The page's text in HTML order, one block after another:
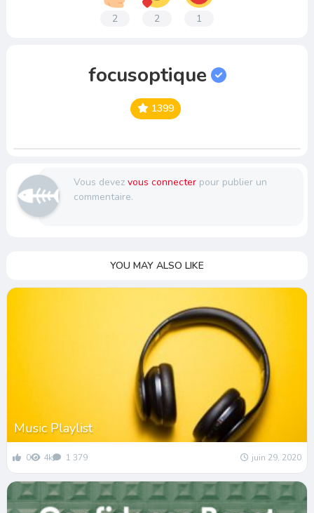
2 2 1
focusoptique
1399
Vous devez vous connecterpour publier un
commentaire.
YOU MAY ALSO LIKE
Music Playlist
0 4k 1 379 juin 29, 2020